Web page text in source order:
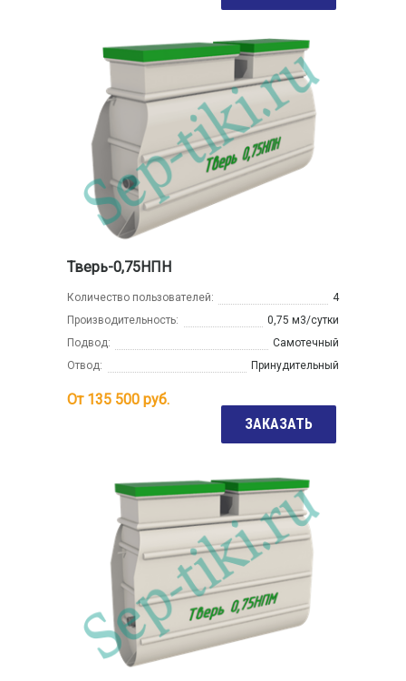
Тверь-0,75НПН
Количество пользователей:
4
Производительность:
0,75 м3/сутки
Подвод:
Самотечный
Отвод:
Принудительный
От 135 500 руб.
ЗАКАЗАТЬ